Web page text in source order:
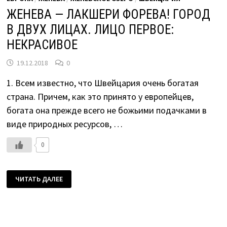
ЖЕНЕВА — ЛАКШЕРИ ФОРЕВА! ГОРОД
В ДВУХ ЛИЦАХ. ЛИЦО ПЕРВОЕ:
НЕКРАСИВОЕ
19.12.2018 0
1. Всем известно, что Швейцария очень богатая
страна. Причем, как это принято у европейцев,
богата она прежде всего не божьими подачками в
виде природных ресурсов, …
0
—
ЛАКШЕРИ
ЧИТАТЬ ДАЛЕЕ